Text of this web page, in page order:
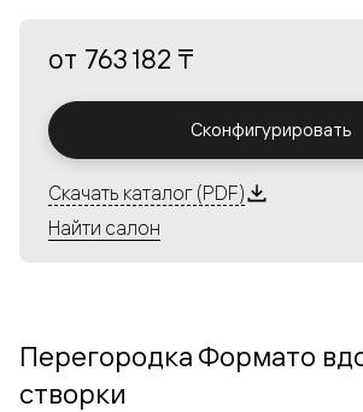
а большой выбор вставок из стекла с
решения в интерьере и варьировать
Алюминиевые перегородки имеют
с алюминиевыми дверьми и легко
алюминиевых перегородок и дверей
со стеновыми панелями Волховец.
от 763 182 ₸
Сконфигурировать
Скачать каталог (PDF)
Найти салон
Перегородка Формато
створки